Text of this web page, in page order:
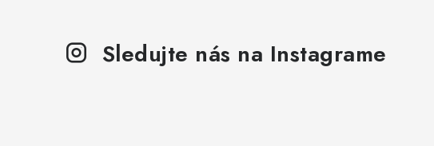
Sledujte nás na Instagrame